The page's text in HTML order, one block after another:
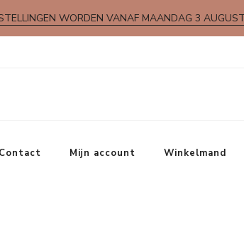
WORDEN VANAF MAANDAG 3
Contact Mijn account Winkelmand